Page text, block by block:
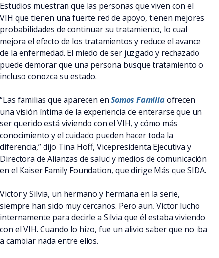
Estudios muestran que las personas que viven con el
VIH que tienen una fuerte red de apoyo, tienen mejores
probabilidades de continuar su tratamiento, lo cual
mejora el efecto de los tratamientos y reduce el avance
de la enfermedad. El miedo de ser juzgado y rechazado
puede demorar que una persona busque tratamiento o
incluso conozca su estado.
“Las familias que aparecen en Somos Familiaofrecen
una visión íntima de la experiencia de enterarse que un
ser querido está viviendo con el VIH, y cómo más
conocimiento y el cuidado pueden hacer toda la
diferencia,” dijo Tina Hoff, Vicepresidenta Ejecutiva y
Directora de Alianzas de salud y medios de comunicación
en el Kaiser Family Foundation, que dirige Más que SIDA.
Victor y Silvia, un hermano y hermana en la serie,
siempre han sido muy cercanos. Pero aun, Victor lucho
internamente para decirle a Silvia que él estaba viviendo
con el VIH. Cuando lo hizo, fue un alivio saber que no iba
a cambiar nada entre ellos.